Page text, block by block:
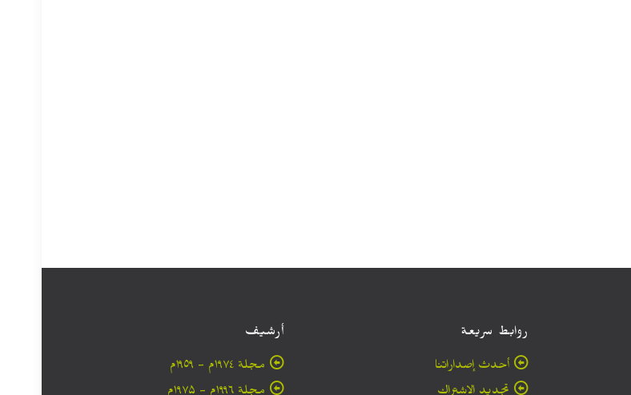
روابط سريعة
أحدث إصداراتنا
أرشيف
مجلة ۱۹۷٤م - ١٩٥٩م